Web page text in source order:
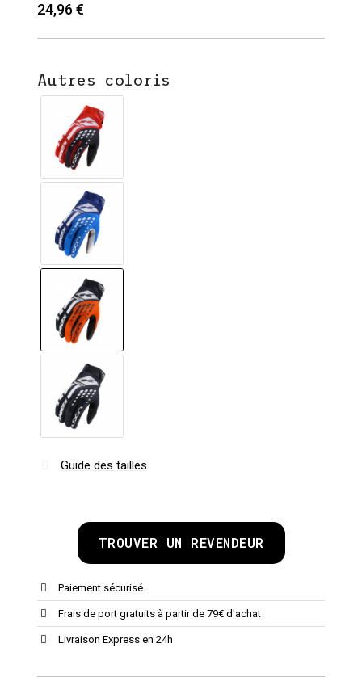
24,96 €
Autres coloris
Guide des tailles
TROUVER UN REVENDEUR
Paiement sécurisé
Frais de port gratuits à partir de 79€ d'achat
Livraison Express en 24h